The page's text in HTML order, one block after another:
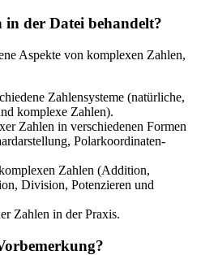
in der Datei behandelt?
Aspekte von komplexen Zahlen,
Zahlensysteme (natürliche,
komplexe Zahlen).
Zahlen in verschiedenen Formen
Polarkoordinaten-
Zahlen (Addition,
Division, Potenzieren und
Zahlen in der Praxis.